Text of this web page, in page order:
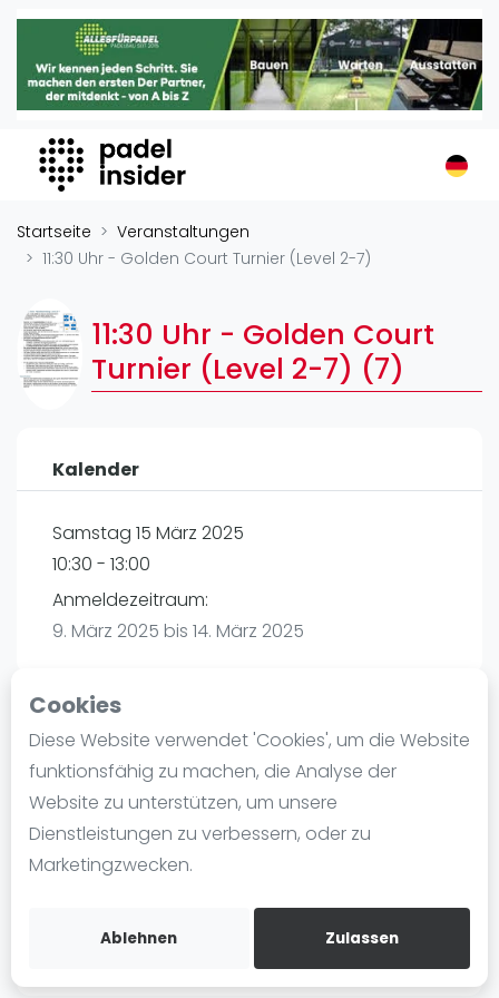
Cookies
Diese Website verwendet 'Cookies', um die Website
funktionsfähig zu machen, die Analyse der
Website zu unterstützen, um unsere
Dienstleistungen zu verbessern, oder zu
Marketingzwecken.
Ablehnen Zulassen
Padel Insider
Home
Organisationen
Buchungssysteme
Padel-Shops
Padel-Marken
Verschiedenes
Veranstaltungen
Playtomic
Ranking
Männer
Frauen
FIP Männer
Blog
Die Geschichte von Padel
Regeln und Punktzählung
Padel Schläge
Video
Startseite
Veranstaltungen
11:30 Uhr - Golden Court Turnier (Level 2-7)
11:30 Uhr - Golden Court
Turnier (Level 2-7) (7)
Kalender
Samstag 15 März 2025
10:30 - 13:00
Anmeldezeitraum:
9. März 2025 bis 14. März 2025
Playtomic
maba! Padel Mannheim | Mannheim
Christian-Friedrich-Schwan-Straße 5-7
68167Mannheim
playtomic.io